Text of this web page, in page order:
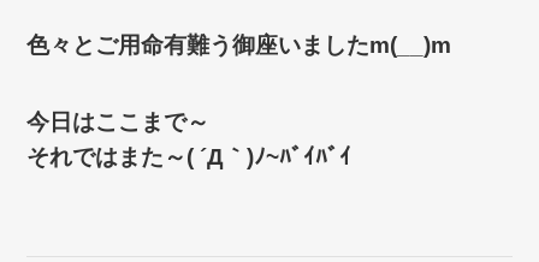
色々とご用命有難う御座いましたm(__)m
今日はここまで～
それではまた～( ´Д｀)ﾉ~ﾊﾞｲﾊﾞｲ